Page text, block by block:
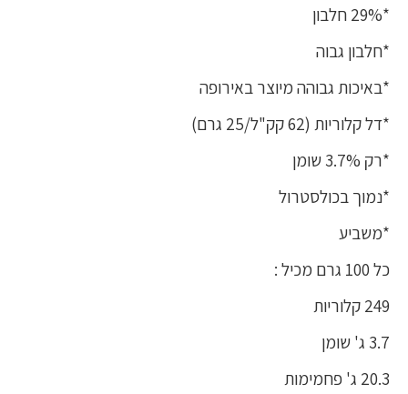
*29% חלבון
*חלבון גבוה
*באיכות גבוהה מיוצר באירופה
*דל קלוריות (62 קק"ל/25 גרם)
*רק 3.7% שומן
*נמוך בכולסטרול
*משביע
כל 100 גרם מכיל :
249 קלוריות
3.7 ג' שומן
20.3 ג' פחמימות